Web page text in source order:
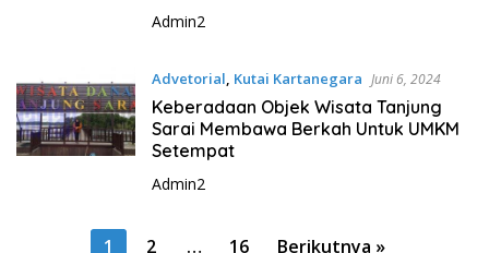
Admin2
Advetorial Kutai Kartanegara Juni 6, 2024
Keberadaan Objek Wisata Tanjung
Sarai Membawa Berkah Untuk UMKM
Setempat
Admin2
1 2 … 16 Berikutnya »